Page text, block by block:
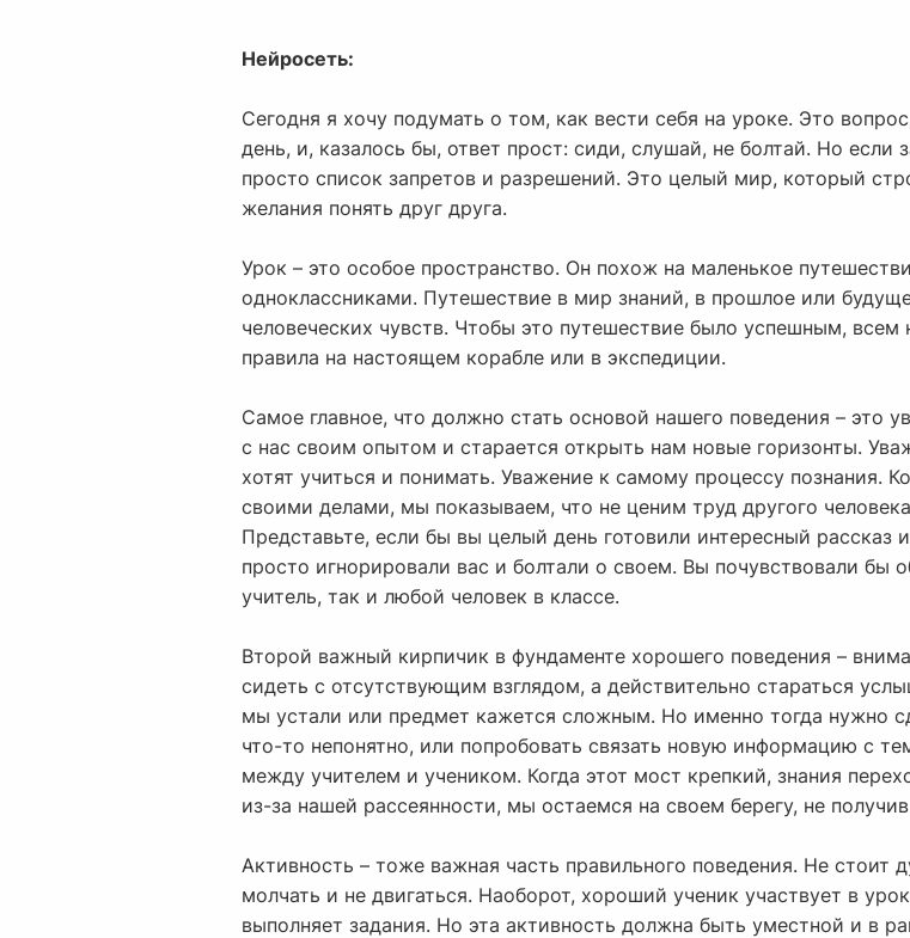
Нейросеть:
Сегодня я хочу подумать о том, как вести себя на уроке. Это
день, и, казалось бы, ответ прост: сиди, слушай, не болтай. Но если
просто список запретов и разрешений. Это целый мир, который
желания понять друг друга.
Урок – это особое пространство. Он похож на маленькое
одноклассниками. Путешествие в мир знаний, в прошлое или
человеческих чувств. Чтобы это путешествие было успешным,
правила на настоящем корабле или в экспедиции.
Самое главное, что должно стать основой нашего поведения – это
с нас своим опытом и старается открыть нам новые горизонты.
хотят учиться и понимать. Уважение к самому процессу познания.
своими делами, мы показываем, что не ценим труд другого
Представьте, если бы вы целый день готовили интересный рассказ
просто игнорировали вас и болтали о своем. Вы почувствовали бы
учитель, так и любой человек в классе.
Второй важный кирпичик в фундаменте хорошего поведения –
сидеть с отсутствующим взглядом, а действительно стараться
мы устали или предмет кажется сложным. Но именно тогда нужно
что-то непонятно, или попробовать связать новую информацию с
между учителем и учеником. Когда этот мост крепкий, знания
из-за нашей рассеянности, мы остаемся на своем берегу, не
Активность – тоже важная часть правильного поведения. Не стоит
молчать и не двигаться. Наоборот, хороший ученик участвует в
выполняет задания. Но эта активность должна быть уместной и в